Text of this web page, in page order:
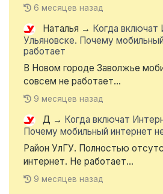
6 месяцев назад
Наталья → Когда включат
Ульяновске. Почему
работает
В Новом городе Заволжье
совсем не работает...
9 месяцев назад
Д → Когда включат
Почему мобильный интернет
Район УлГУ. Полностью
интернет. Не работает...
9 месяцев назад